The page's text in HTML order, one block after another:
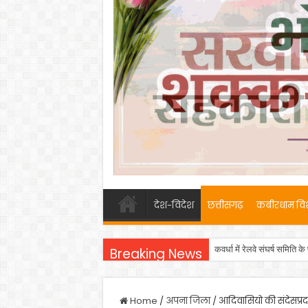
देश-विदेश छत्तीसगढ़ कबीरधाम
Breaking News कवर्धा में रेलवे संघर्ष समिति
कबीरधाम को मिली शासकीय
Home / अपना जिला / आदिवासियो की